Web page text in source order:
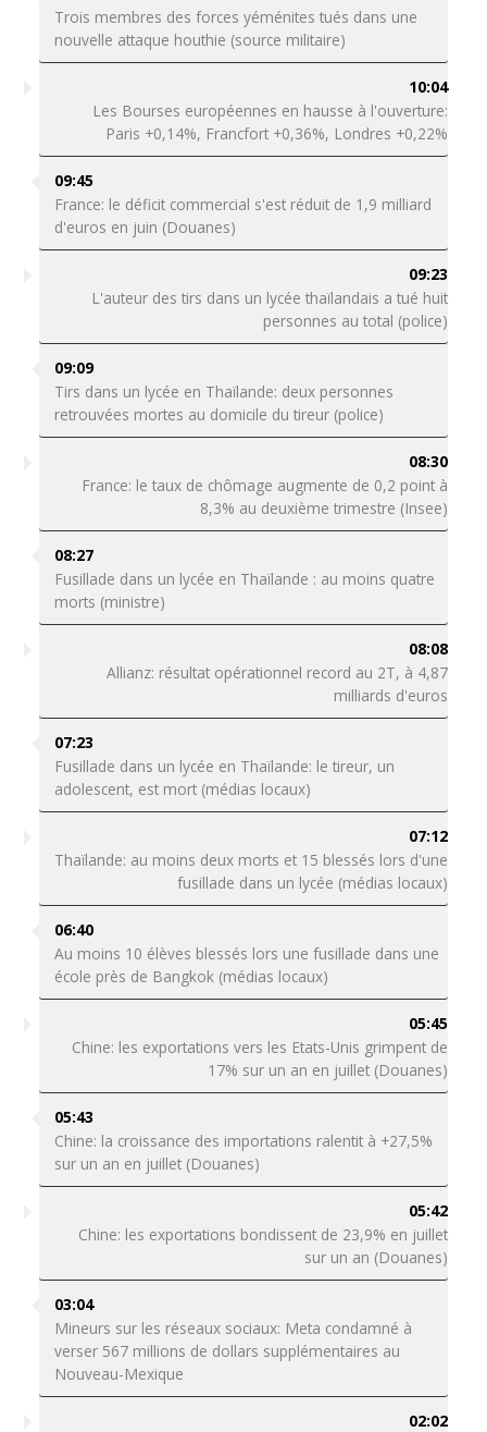
Trois membres des forces yéménites tués dans une
nouvelle attaque houthie (source militaire)
10:04
Les Bourses européennes en hausse à l'ouverture:
Paris +0,14%, Francfort +0,36%, Londres +0,22%
09:45
France: le déficit commercial s'est réduit de 1,9 milliard
d'euros en juin (Douanes)
09:23
L'auteur des tirs dans un lycée thaïlandais a tué huit
personnes au total (police)
09:09
Tirs dans un lycée en Thaïlande: deux personnes
retrouvées mortes au domicile du tireur (police)
08:30
France: le taux de chômage augmente de 0,2 point à
8,3% au deuxième trimestre (Insee)
08:27
Fusillade dans un lycée en Thaïlande : au moins quatre
morts (ministre)
08:08
Allianz: résultat opérationnel record au 2T, à 4,87
milliards d'euros
07:23
Fusillade dans un lycée en Thaïlande: le tireur, un
adolescent, est mort (médias locaux)
07:12
Thaïlande: au moins deux morts et 15 blessés lors d'une
fusillade dans un lycée (médias locaux)
06:40
Au moins 10 élèves blessés lors une fusillade dans une
école près de Bangkok (médias locaux)
05:45
Chine: les exportations vers les Etats-Unis grimpent de
17% sur un an en juillet (Douanes)
05:43
Chine: la croissance des importations ralentit à +27,5%
sur un an en juillet (Douanes)
05:42
Chine: les exportations bondissent de 23,9% en juillet
sur un an (Douanes)
03:04
Mineurs sur les réseaux sociaux: Meta condamné à
verser 567 millions de dollars supplémentaires au
Nouveau-Mexique
02:02